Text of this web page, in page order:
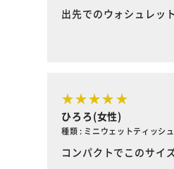
出先でのウォシュレッ
ひろろ(女性)
種類 : ミニウェットティッシ
コンパクトでこのサイ